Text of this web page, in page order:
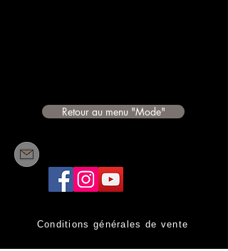
Retour au menu "Mode"
Conditions générales de vente